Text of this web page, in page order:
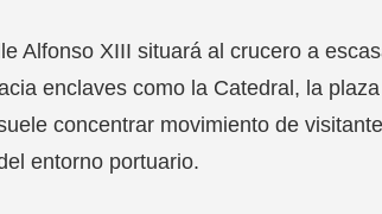
Alfonso XIII situará al crucero a
enclaves como la Catedral, la
concentrar movimiento de
entorno portuario.